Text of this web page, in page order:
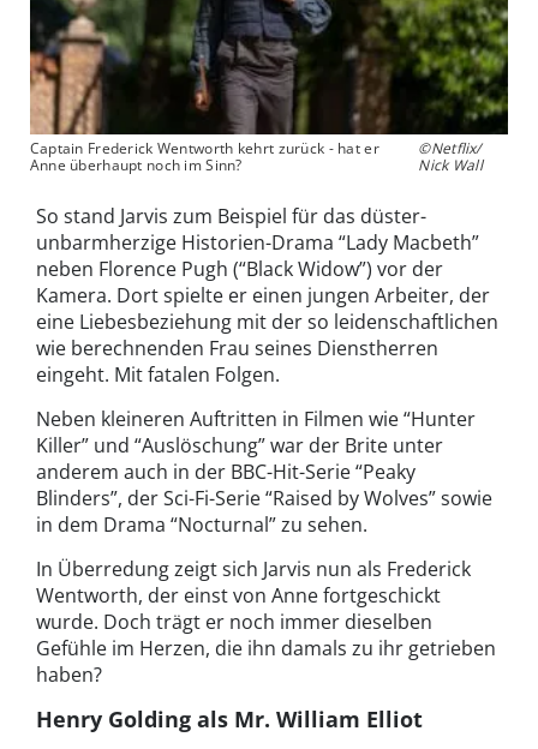
Captain Frederick Wentworth kehrt zurück - hat er
Anne überhaupt noch im Sinn?
©Netflix/
Nick Wall
So stand Jarvis zum Beispiel für das düster-
unbarmherzige Historien-Drama “Lady Macbeth”
neben Florence Pugh (“Black Widow”) vor der
Kamera. Dort spielte er einen jungen Arbeiter, der
eine Liebesbeziehung mit der so leidenschaftlichen
wie berechnenden Frau seines Dienstherren
eingeht. Mit fatalen Folgen.
Neben kleineren Auftritten in Filmen wie “Hunter
Killer” und “Auslöschung” war der Brite unter
anderem auch in der BBC-Hit-Serie “Peaky
Blinders”, der Sci-Fi-Serie “Raised by Wolves” sowie
in dem Drama “Nocturnal” zu sehen.
In Überredung zeigt sich Jarvis nun als Frederick
Wentworth, der einst von Anne fortgeschickt
wurde. Doch trägt er noch immer dieselben
Gefühle im Herzen, die ihn damals zu ihr getrieben
haben?
Henry Golding als Mr. William Elliot